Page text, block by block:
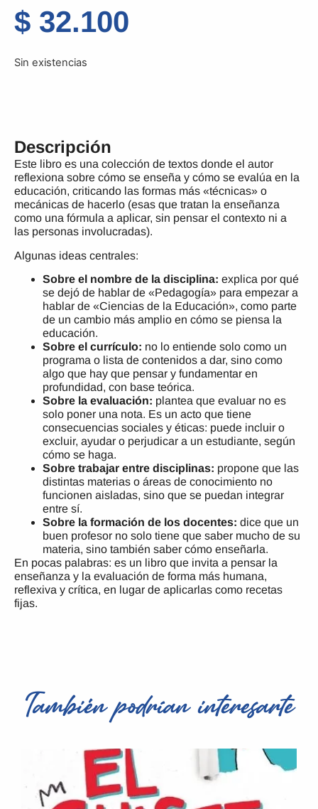
$ 32.100
Sin existencias
Descripción
Este libro es una colección de textos donde el autor
reflexiona sobre cómo se enseña y cómo se evalúa en la
educación, criticando las formas más «técnicas» o
mecánicas de hacerlo (esas que tratan la enseñanza
como una fórmula a aplicar, sin pensar el contexto ni a
las personas involucradas).
Algunas ideas centrales:
Sobre el nombre de la disciplina: explica por qué
se dejó de hablar de «Pedagogía» para empezar a
hablar de «Ciencias de la Educación», como parte
de un cambio más amplio en cómo se piensa la
educación.
Sobre el currículo: no lo entiende solo como un
programa o lista de contenidos a dar, sino como
algo que hay que pensar y fundamentar en
profundidad, con base teórica.
Sobre la evaluación: plantea que evaluar no es
solo poner una nota. Es un acto que tiene
consecuencias sociales y éticas: puede incluir o
excluir, ayudar o perjudicar a un estudiante, según
cómo se haga.
Sobre trabajar entre disciplinas: propone que las
distintas materias o áreas de conocimiento no
funcionen aisladas, sino que se puedan integrar
entre sí.
Sobre la formación de los docentes: dice que un
buen profesor no solo tiene que saber mucho de su
materia, sino también saber cómo enseñarla.
En pocas palabras: es un libro que invita a pensar la
enseñanza y la evaluación de forma más humana,
reflexiva y crítica, en lugar de aplicarlas como recetas
fijas.
También podrían interesarte